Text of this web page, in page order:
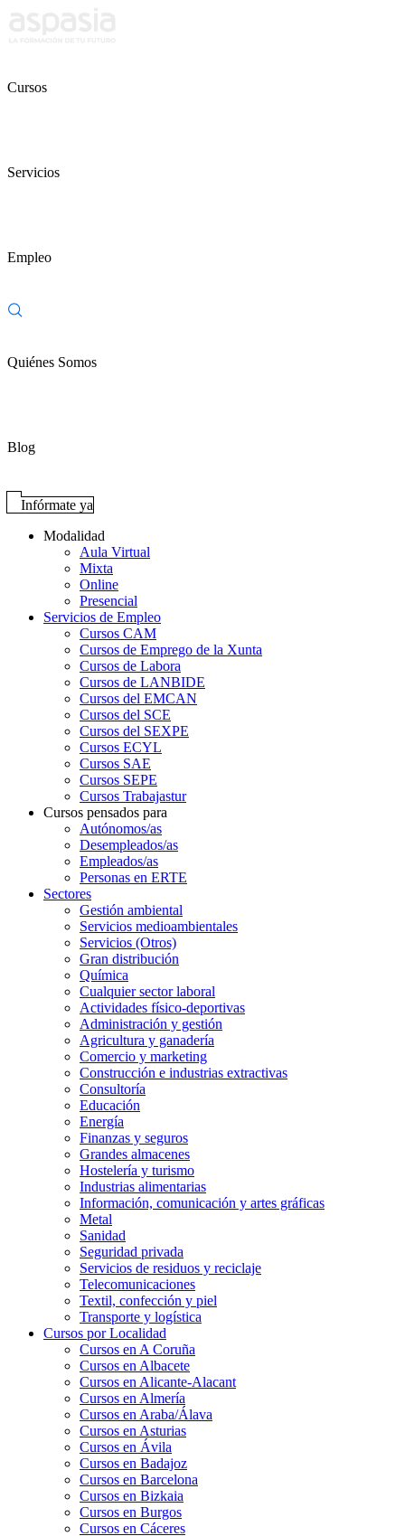
Cursos
Servicios
Empleo
Quiénes Somos
Blog
Infórmate ya
Modalidad
Aula Virtual
Mixta
Online
Presencial
Servicios de Empleo
Cursos CAM
Cursos de Emprego de la Xunta
Cursos de Labora
Cursos de LANBIDE
Cursos del EMCAN
Cursos del SCE
Cursos del SEXPE
Cursos ECYL
Cursos SAE
Cursos SEPE
Cursos Trabajastur
Cursos pensados para
Autónomos/as
Desempleados/as
Empleados/as
Personas en ERTE
Sectores
Gestión ambiental
Servicios medioambientales
Servicios (Otros)
Gran distribución
Química
Cualquier sector laboral
Actividades físico-deportivas
Administración y gestión
Agricultura y ganadería
Comercio y marketing
Construcción e industrias extractivas
Consultoría
Educación
Energía
Finanzas y seguros
Grandes almacenes
Hostelería y turismo
Industrias alimentarias
Información, comunicación y artes gráficas
Metal
Sanidad
Seguridad privada
Servicios de residuos y reciclaje
Telecomunicaciones
Textil, confección y piel
Transporte y logística
Cursos por Localidad
Cursos en A Coruña
Cursos en Albacete
Cursos en Alicante-Alacant
Cursos en Almería
Cursos en Araba/Álava
Cursos en Asturias
Cursos en Ávila
Cursos en Badajoz
Cursos en Barcelona
Cursos en Bizkaia
Cursos en Burgos
Cursos en Cáceres